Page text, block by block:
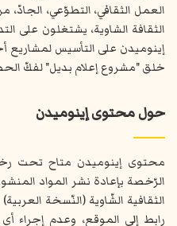
العمل الثقافي، التطوّعي، الجادّ،
الثقافة الشاوية، يشتغلون على
إينوميدن على التأسيس
خلق "مشروع إعلام بديل" لفكّ
حول محتوى إينوميدن
محتوى إينوميدن متاح تحت
الرّخصة بإعادة نشر المواد
الثقافية الشّاوية (النّسخة
رابط إلى الموقع، وعدم إجراء